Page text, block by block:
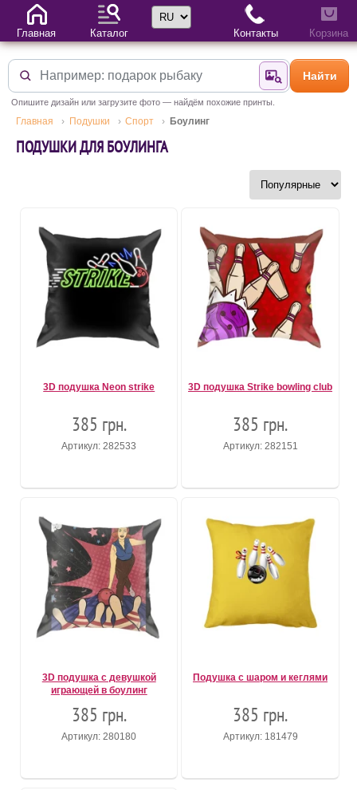
Найти поНайти
Опишите дизайн или загрузите фото — найдём похожие принты.
Главная Подушки Спорт Боулинг
ПОДУШКИ ДЛЯ БОУЛИНГА
3D подушка Neon strike
385 грн.
Артикул: 282533
3D подушка Strike bowling club
385 грн.
Артикул: 282151
3D подушка с девушкой
играющей в боулинг
385 грн.
Артикул: 280180
Подушка с шаром и кеглями
385 грн.
Артикул: 181479
Главная Каталог
Выбор языка
Контакты Корзина